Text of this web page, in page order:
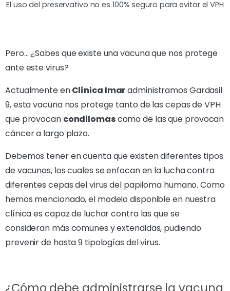
El uso del preservativo no es 100% seguro para evitar el VPH
Pero… ¿Sabes que existe una vacuna que nos protege
ante este virus?
Actualmente enClínica Imaradministramos Gardasil
9, esta vacuna nos protege tanto de las cepas de VPH
que provocan condilomascomo de las que provocan
cáncer a largo plazo.
Debemos tener en cuenta que existen diferentes tipos
de vacunas, los cuales se enfocan en la lucha contra
diferentes cepas del virus del papiloma humano. Como
hemos mencionado, el modelo disponible en nuestra
clínica es capaz de luchar contra las que se
consideran más comunes y extendidas, pudiendo
prevenir de hasta 9 tipologías del virus.